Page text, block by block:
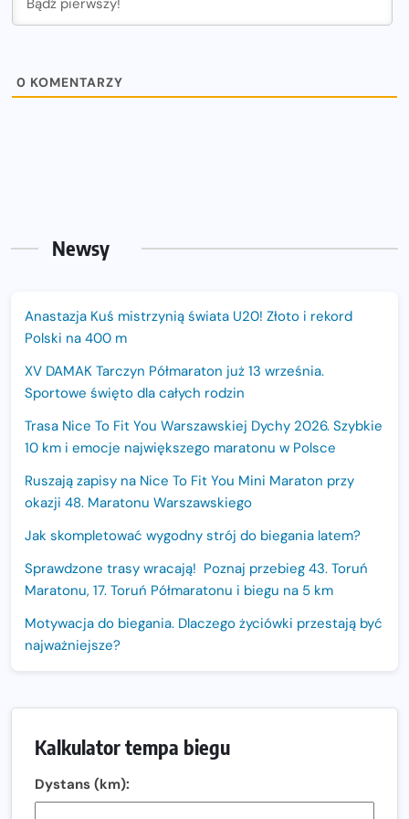
0 KOMENTARZY
Newsy
Anastazja Kuś mistrzynią świata U20! Złoto i rekord
Polski na 400 m
XV DAMAK Tarczyn Półmaraton już 13 września.
Sportowe święto dla całych rodzin
Trasa Nice To Fit You Warszawskiej Dychy 2026. Szybkie
10 km i emocje największego maratonu w Polsce
Ruszają zapisy na Nice To Fit You Mini Maraton przy
okazji 48. Maratonu Warszawskiego
Jak skompletować wygodny strój do biegania latem?
Sprawdzone trasy wracają! Poznaj przebieg 43. Toruń
Maratonu, 17. Toruń Półmaratonu i biegu na 5 km
Motywacja do biegania. Dlaczego życiówki przestają być
najważniejsze?
Sprawdzony przebieg i profil stworzony do szybkiego
biegania
Kalkulator tempa biegu
Dystans (km):